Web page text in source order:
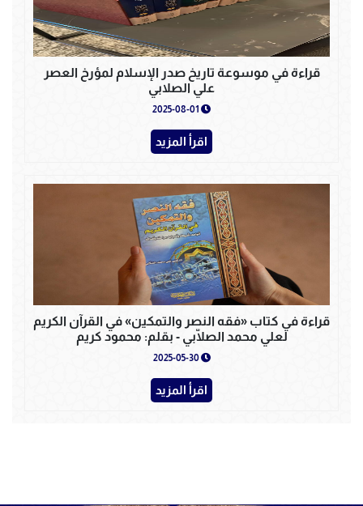
قراءة في موسوعة تاريخ صدر الإسلام لمؤرخ العصر
علي الصلابي
اقرأ المزيد
قراءة في كتاب «فقه النصر والتمكين» في القرآن الكريم
لعلي محمد الصلّابي - بقلم: محمود كريم
2025-05-30
اقرأ المزيد